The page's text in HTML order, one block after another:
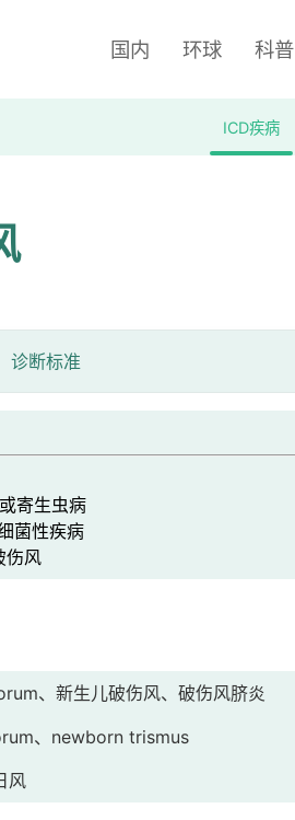
国内 环球 科普
ICD疾病
诊断标准
寄生虫病
性疾病
风
、新生儿破伤风、破伤风脐炎
、newborn trismus
风